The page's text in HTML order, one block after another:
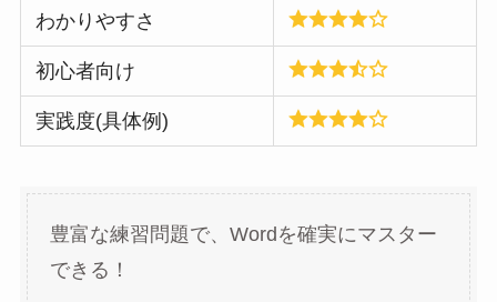
わかりやすさ
初心者向け
実践度(具体例)
豊富な練習問題で、Wordを確実にマスター
できる！